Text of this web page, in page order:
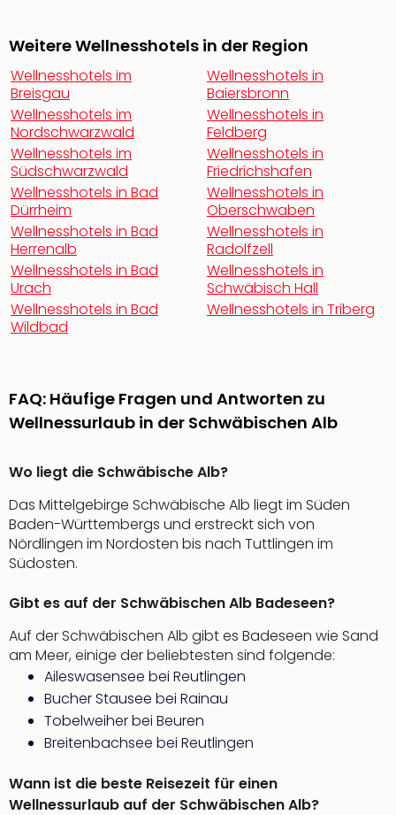
Weitere Wellnesshotels in der Region
Wellnesshotels im
Breisgau
Wellnesshotels im
Nordschwarzwald
Wellnesshotels im
Südschwarzwald
Wellnesshotels in Bad
Dürrheim
Wellnesshotels in Bad
Herrenalb
Wellnesshotels in Bad
Urach
Wellnesshotels in Bad
Wildbad
Wellnesshotels in
Baiersbronn
Wellnesshotels in
Feldberg
Wellnesshotels in
Friedrichshafen
Wellnesshotels in
Oberschwaben
Wellnesshotels in
Radolfzell
Wellnesshotels in
Schwäbisch Hall
Wellnesshotels in Triberg
FAQ: Häufige Fragen und Antworten zu
Wellnessurlaub in der Schwäbischen Alb
Wo liegt die Schwäbische Alb?
Das Mittelgebirge Schwäbische Alb liegt im Süden
Baden-Württembergs und erstreckt sich von
Nördlingen im Nordosten bis nach Tuttlingen im
Südosten.
Gibt es auf der Schwäbischen Alb Badeseen?
Auf der Schwäbischen Alb gibt es Badeseen wie Sand
am Meer, einige der beliebtesten sind folgende:
Aileswasensee bei Reutlingen
Bucher Stausee bei Rainau
Tobelweiher bei Beuren
Breitenbachsee bei Reutlingen
Wann ist die beste Reisezeit für einen
Wellnessurlaub auf der Schwäbischen Alb?